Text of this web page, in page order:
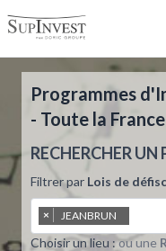
Programmes
- Toute la France
RECHERCHER
Filtrer par Lois de
× JEANBRUN
Choisir un lieu :ou une